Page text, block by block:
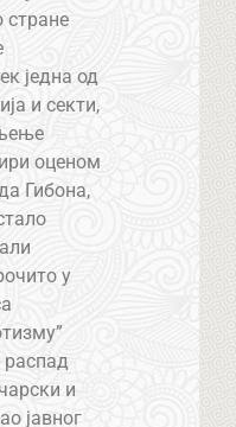
стране
једна од
и секти,
оценом
Гибона,
у
распад
и
јавног